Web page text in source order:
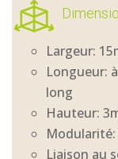
Largeur:
Longueur:
long
Hauteur:
Liaison au